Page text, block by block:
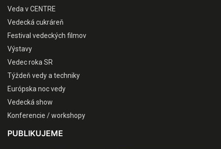
Veda v CENTRE
Vedecká cukráreň
Festival vedeckých filmov
Výstavy
Vedec roka SR
Týždeň vedy a techniky
Európska noc vedy
Vedecká show
Konferencie / workshopy
PUBLIKUJEME